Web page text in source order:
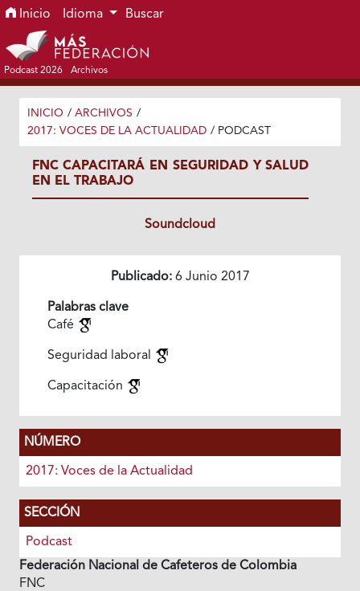
Ir al menú de navegación principal
Ir al contenido principal
Ir al pie de página del sitio
Inicio Idioma Buscar
Podcast 2026 Archivos
INICIO / ARCHIVOS /
2017: VOCES DE LA ACTUALIDAD / PODCAST
FNC CAPACITARÁ EN SEGURIDAD Y SALUD
EN EL TRABAJO
Soundcloud
Publicado:6 Junio 2017
Palabras clave
Café
Seguridad laboral
Capacitación
NÚMERO
2017: Voces de la Actualidad
SECCIÓN
Podcast
Federación Nacional de Cafeteros de Colombia
FNC